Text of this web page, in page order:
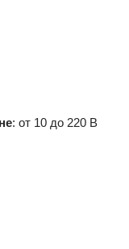
: от 10 до 220 В